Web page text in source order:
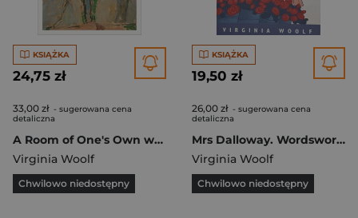
KSIĄŻKA
24,75 zł
33,00 zł - sugerowana cena
detaliczna
A Room of One's Own wer. angielska
Virginia Woolf
Chwilowo niedostępny
KSIĄŻKA
19,50 zł
26,00 zł - sugerowana cena
detaliczna
Mrs Dalloway. Wordsworth Classics wer. angielska
Virginia Woolf
Chwilowo niedostępny